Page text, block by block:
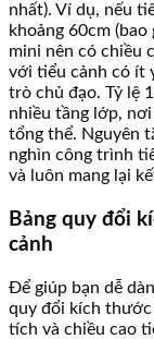
nhất). Ví dụ, nếu
khoảng 60cm
mini nên có chiều
với tiểu cảnh có ít
trò chủ đạo. Tỷ lệ
nhiều tầng lớp,
tổng thể. Nguyên
nghìn công trình
và luôn mang lại
Bảng quy đổi
cảnh
Để giúp bạn dễ
quy đổi kích
tích và chiều cao